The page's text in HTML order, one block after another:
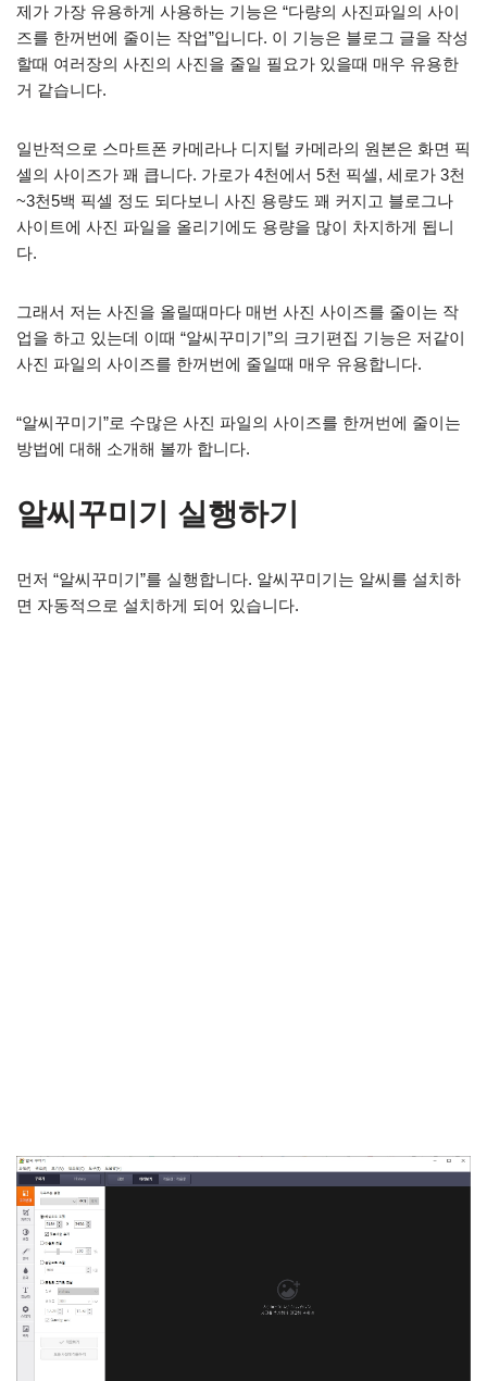
제가 가장 유용하게 사용하는 기능은 “다량의 사진파일의 사이
즈를 한꺼번에 줄이는 작업”입니다. 이 기능은 블로그 글을 작성
할때 여러장의 사진의 사진을 줄일 필요가 있을때 매우 유용한
거 같습니다.
일반적으로 스마트폰 카메라나 디지털 카메라의 원본은 화면 픽
셀의 사이즈가 꽤 큽니다. 가로가 4천에서 5천 픽셀, 세로가 3천
~3천5백 픽셀 정도 되다보니 사진 용량도 꽤 커지고 블로그나
사이트에 사진 파일을 올리기에도 용량을 많이 차지하게 됩니
다.
그래서 저는 사진을 올릴때마다 매번 사진 사이즈를 줄이는 작
업을 하고 있는데 이때 “알씨꾸미기”의 크기편집 기능은 저같이
사진 파일의 사이즈를 한꺼번에 줄일때 매우 유용합니다.
“알씨꾸미기”로 수많은 사진 파일의 사이즈를 한꺼번에 줄이는
방법에 대해 소개해 볼까 합니다.
알씨꾸미기 실행하기
먼저 “알씨꾸미기”를 실행합니다. 알씨꾸미기는 알씨를 설치하
면 자동적으로 설치하게 되어 있습니다.